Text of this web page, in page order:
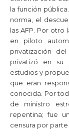
la función
norma, el
las AFP. Por
en piloto
privatización
privatizó en su
estudios y
que eran
conocida. Por
de ministro
repentina; fue
censura por